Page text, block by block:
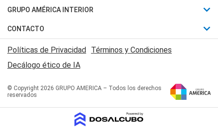
Judiciales
Economia
Motores
Trucos caseros
Series y Películas
Edictos y Solicitadas
Fútbol
Mundial
Automovilismo
Rugby
Tenis
Básquet
GRUPO AMÉRICA INTERIOR
Canal 7 en Vivo
San Juan 8
CONTACTO
Acerca de Nosotros
Contactanos
Políticas de Privacidad Términos y Condiciones
Decálogo ético de IA
© Copyright 2026 GRUPO AMERICA – Todos los derechos
reservados